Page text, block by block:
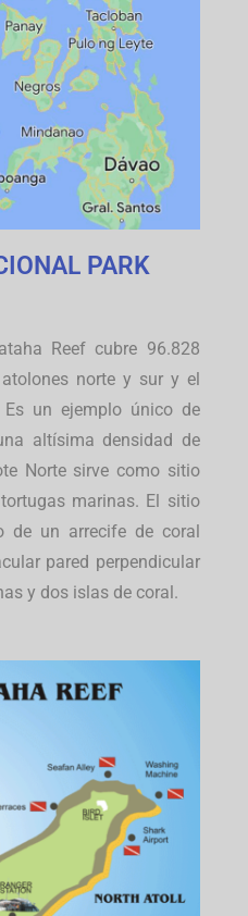
PARK
Reef cubre 96.828
norte y sur y el
Es un ejemplo único de
altísima densidad de
Norte sirve como sitio
marinas. El sitio
de un arrecife de coral
pared perpendicular
y dos islas de coral.